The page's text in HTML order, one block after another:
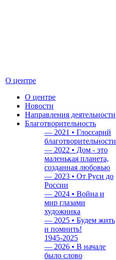
О центре
О центре
Новости
Направления деятельности
Благотворительность
— 2021 • Глоссарий
благотворительности
— 2022 • Дом - это
маленькая планета,
созданная любовью
— 2023 • От Руси до
России
— 2024 • Война и
мир глазами
художника
— 2025 • Будем жить
и помнить!
1945-2025
— 2026 • В начале
было слово